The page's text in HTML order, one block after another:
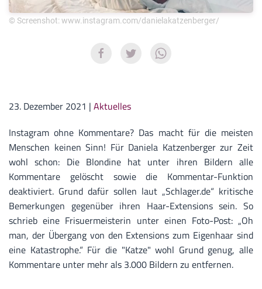
© Screenshot: www.instagram.com/danielakatzenberger/
23. Dezember 2021 | Aktuelles
Instagram ohne Kommentare? Das macht für die meisten
Menschen keinen Sinn! Für Daniela Katzenberger zur Zeit
wohl schon: Die Blondine hat unter ihren Bildern alle
Kommentare gelöscht sowie die Kommentar-Funktion
deaktiviert. Grund dafür sollen laut „Schlager.de“ kritische
Bemerkungen gegenüber ihren Haar-Extensions sein. So
schrieb eine Frisuermeisterin unter einen Foto-Post: „Oh
man, der Übergang von den Extensions zum Eigenhaar sind
eine Katastrophe.“ Für die "Katze" wohl Grund genug, alle
Kommentare unter mehr als 3.000 Bildern zu entfernen.